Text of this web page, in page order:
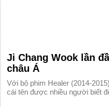
Ji Chang Wook lần
châu Á
Với bộ phim Healer (2014-
cái tên được nhiều người biết